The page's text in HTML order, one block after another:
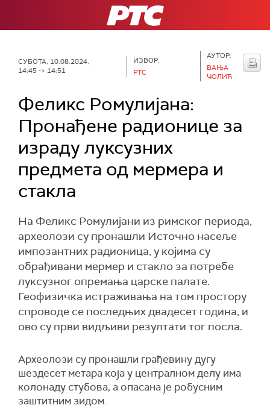
РТС
СУБОТА, 10.08.2024,
14:45 -> 14:51
ИЗВОР:
РТС
АУТОР:
ВАЊА
ЧОЛИЋ
Феликс Ромулијана:
Пронађене радионице за
израду луксузних
предмета од мермера и
стакла
На Феликс Ромулијани из римског периода,
археолози су пронашли Источно насеље
импозантних радионица, у којима су
обрађивани мермер и стакло за потребе
луксузног опремања царске палате.
Геофизичка истраживања на том простору
спроводе се последњих двадесет година, и
ово су први видљиви резултати тог посла.
Археолози су пронашли грађевину дугу
шездесет метара која у централном делу има
колонаду стубова, а опасана је робусним
заштитним зидом.